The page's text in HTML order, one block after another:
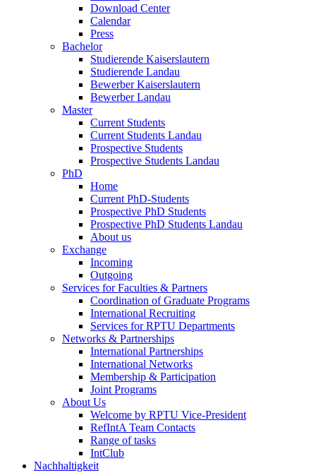
Download Center
Calendar
Press
Bachelor
Studierende Kaiserslautern
Studierende Landau
Bewerber Kaiserslautern
Bewerber Landau
Master
Current Students
Current Students Landau
Prospective Students
Prospective Students Landau
PhD
Home
Current PhD-Students
Prospective PhD Students
Prospective PhD Students Landau
About us
Exchange
Incoming
Outgoing
Services for Faculties & Partners
Coordination of Graduate Programs
International Recruiting
Services for RPTU Departments
Networks & Partnerships
International Partnerships
International Networks
Membership & Participation
Joint Programs
About Us
Welcome by RPTU Vice-President
RefIntA Team Contacts
Range of tasks
IntClub
Nachhaltigkeit